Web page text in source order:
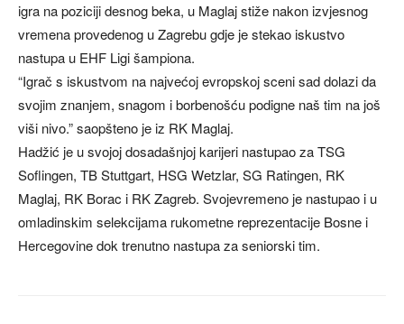
igra na poziciji desnog beka, u Maglaj stiže nakon izvjesnog
vremena provedenog u Zagrebu gdje je stekao iskustvo
nastupa u EHF Ligi šampiona.
“Igrač s iskustvom na najvećoj evropskoj sceni sad dolazi da
svojim znanjem, snagom i borbenošću podigne naš tim na još
viši nivo.” saopšteno je iz RK Maglaj.
Hadžić je u svojoj dosadašnjoj karijeri nastupao za TSG
Soflingen, TB Stuttgart, HSG Wetzlar, SG Ratingen, RK
Maglaj, RK Borac i RK Zagreb. Svojevremeno je nastupao i u
omladinskim selekcijama rukometne reprezentacije Bosne i
Hercegovine dok trenutno nastupa za seniorski tim.